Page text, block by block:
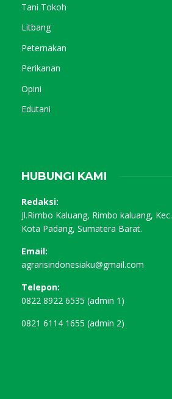
Tani Tokoh
Litbang
Peternakan
Perikanan
Opini
Edutani
HUBUNGI KAMI
Redaksi:
Jl.Rimbo Kaluang, Rimbo kaluang,
Kota Padang, Sumatera Barat.
Email:
agrarisindonesiaku@gmail.com
Telepon:
0822 8922 6535 (admin 1)
0821 6114 1655 (admin 2)